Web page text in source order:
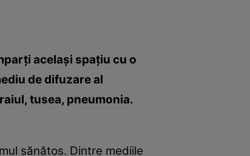
acelaşi spaţiu cu o
de difuzare al
tusea, pneumonia.
sănătos. Dintre mediile